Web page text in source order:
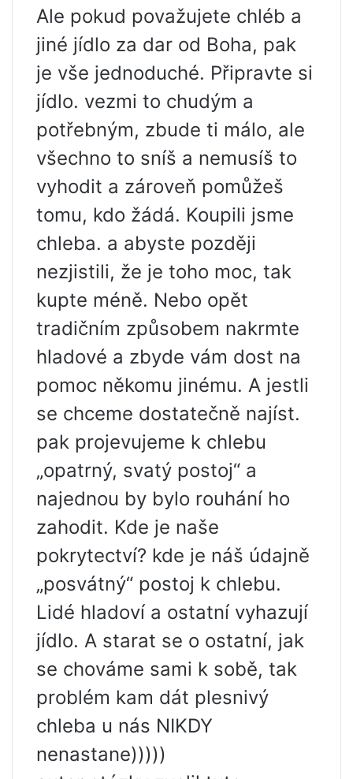
Ale pokud považujete chléb a
jiné jídlo za dar od Boha, pak
je vše jednoduché. Připravte si
jídlo. vezmi to chudým a
potřebným, zbude ti málo, ale
všechno to sníš a nemusíš to
vyhodit a zároveň pomůžeš
tomu, kdo žádá. Koupili jsme
chleba. a abyste později
nezjistili, že je toho moc, tak
kupte méně. Nebo opět
tradičním způsobem nakrmte
hladové a zbyde vám dost na
pomoc někomu jinému. A jestli
se chceme dostatečně najíst.
pak projevujeme k chlebu
„opatrný, svatý postoj“ a
najednou by bylo rouhání ho
zahodit. Kde je naše
pokrytectví? kde je náš údajně
„posvátný“ postoj k chlebu.
Lidé hladoví a ostatní vyhazují
jídlo. A starat se o ostatní, jak
se chováme sami k sobě, tak
problém kam dát plesnivý
chleba u nás NIKDY
nenastane)))))